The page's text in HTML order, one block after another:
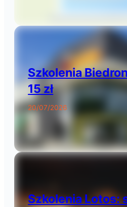
Szkolenia
15 zł
20/07/2026
Szkolenia Lotos: